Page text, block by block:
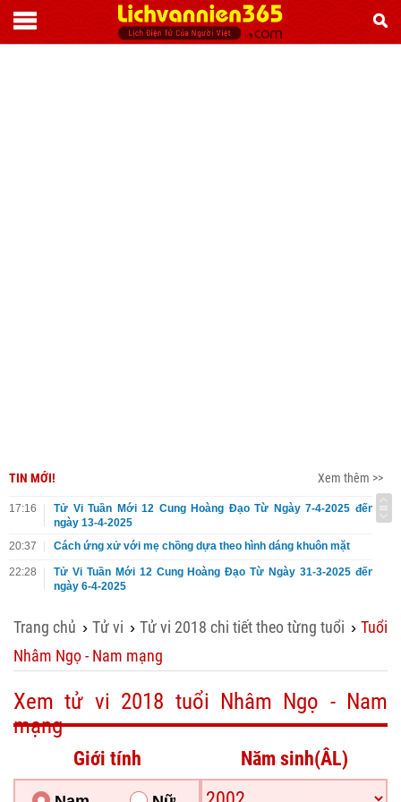
TIN MỚI! Xem thêm >>
17:16
Tử Vi Tuần Mới 12 Cung Hoàng Đạo Từ Ngày 7-4-2025 đến
ngày 13-4-2025
20:37
Cách ứng xử với mẹ chồng dựa theo hình dáng khuôn mặt
22:28
Tử Vi Tuần Mới 12 Cung Hoàng Đạo Từ Ngày 31-3-2025 đến
ngày 6-4-2025
Trang chủ › Tử vi › Tử vi 2018 chi tiết theo từng tuổi › Tuổi
Nhâm Ngọ - Nam mạng
Xem tử vi 2018 tuổi Nhâm Ngọ - Nam
mạng
Giới tính Năm sinh(ÂL)